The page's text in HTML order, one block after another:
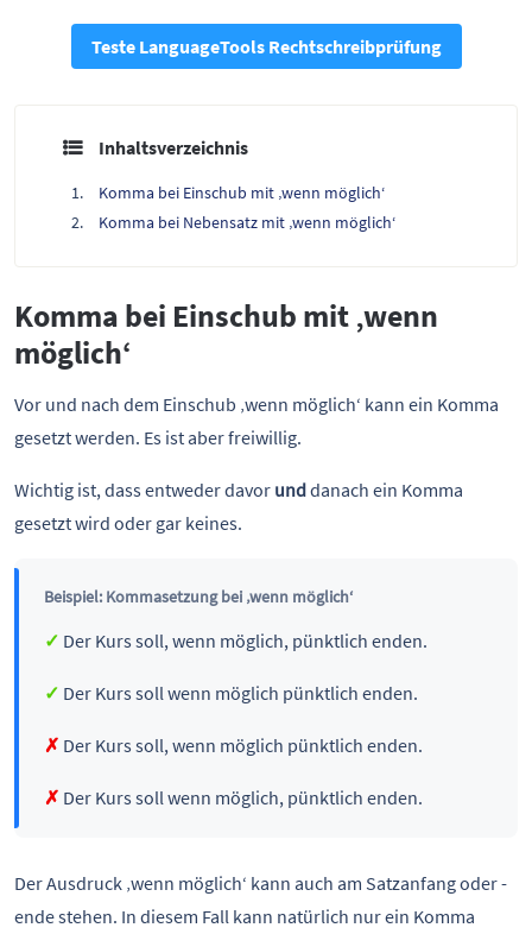
Teste LanguageTools Rechtschreibprüfung
Inhaltsverzeichnis
Komma bei Einschub mit ‚wenn möglich‘
Komma bei Nebensatz mit ‚wenn möglich‘
Komma bei Einschub mit ‚wenn
möglich‘
Vor und nach dem Einschub ‚wenn möglich‘ kann ein Komma
gesetzt werden. Es ist aber freiwillig.
Wichtig ist, dass entweder davor unddanach ein Komma
gesetzt wird oder gar keines.
Beispiel: Kommasetzung bei ‚wenn möglich‘
✓ Der Kurs soll, wenn möglich, pünktlich enden.
✓ Der Kurs soll wenn möglich pünktlich enden.
✗ Der Kurs soll, wenn möglich pünktlich enden.
✗ Der Kurs soll wenn möglich, pünktlich enden.
Der Ausdruck ‚wenn möglich‘ kann auch am Satzanfang oder -
ende stehen. In diesem Fall kann natürlich nur ein Komma